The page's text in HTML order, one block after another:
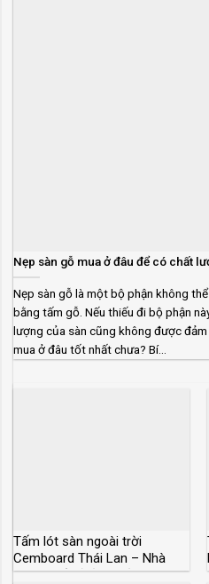
Nẹp sàn gỗ mua ở đâu để có chất
Nẹp sàn gỗ là một bộ phận không
bằng tấm gỗ. Nếu thiếu đi bộ phận
lượng của sàn cũng không được
mua ở đâu tốt nhất chưa? Bí...
Tấm lót sàn ngoài trời
Cemboard Thái Lan – Nhà
phân phối sỉ lẻ giá rẻ